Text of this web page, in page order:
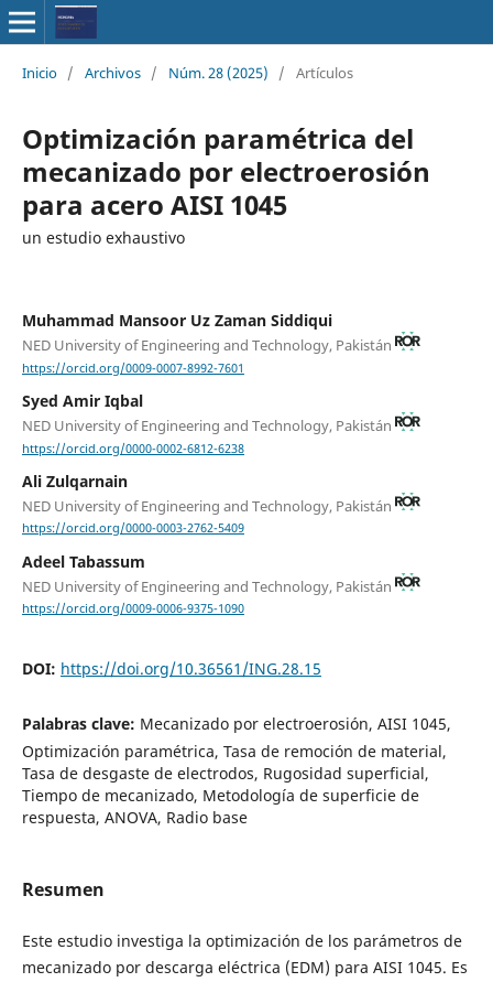
Inicio / Archivos / Núm. 28 (2025) / Artículos
Optimización paramétrica del
mecanizado por electroerosión
para acero AISI 1045
un estudio exhaustivo
Muhammad Mansoor Uz Zaman Siddiqui
NED University of Engineering and Technology, Pakistán
https://orcid.org/0009-0007-8992-7601
Syed Amir Iqbal
NED University of Engineering and Technology, Pakistán
https://orcid.org/0000-0002-6812-6238
Ali Zulqarnain
NED University of Engineering and Technology, Pakistán
https://orcid.org/0000-0003-2762-5409
Adeel Tabassum
NED University of Engineering and Technology, Pakistán
https://orcid.org/0009-0006-9375-1090
DOI: https://doi.org/10.36561/ING.28.15
Palabras clave: Mecanizado por electroerosión, AISI 1045,
Optimización paramétrica, Tasa de remoción de material,
Tasa de desgaste de electrodos, Rugosidad superficial,
Tiempo de mecanizado, Metodología de superficie de
respuesta, ANOVA, Radio base
Resumen
Este estudio investiga la optimización de los parámetros de
mecanizado por descarga eléctrica (EDM) para AISI 1045. Es